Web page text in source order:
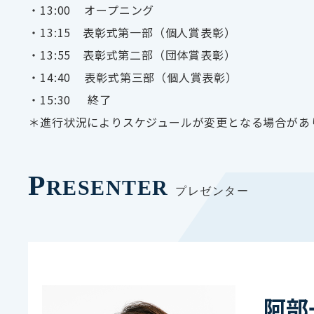
・ 13:00 オープニング
・ 13:15 表彰式第一部（個人賞表彰）
・13:55 表彰式第二部（団体賞表彰）
・ 14:40 表彰式第三部（個人賞表彰）
・ 15:30終了
＊進行状況によりスケジュールが変更となる場合があ
PRESENTER プレゼンター